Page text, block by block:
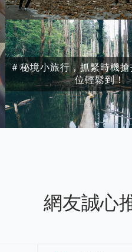
＃秘境小旅行，抓緊時機
位輕鬆到！
網友誠心